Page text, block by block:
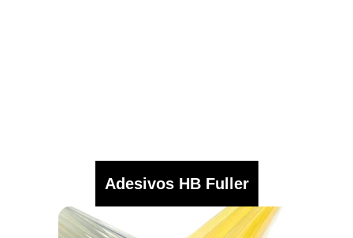
Adesivos HB Fuller